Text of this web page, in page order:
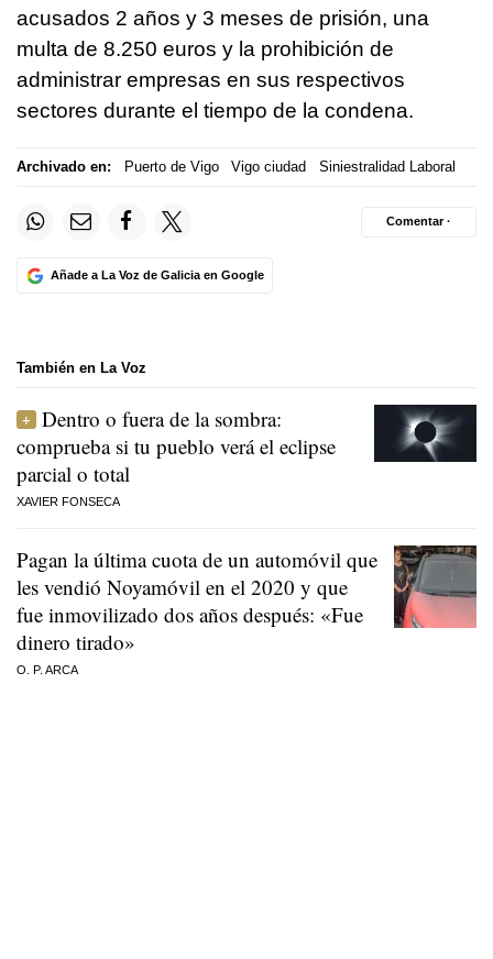
acusados 2 años y 3 meses de prisión, una
multa de 8.250 euros y la prohibición de
administrar empresas en sus respectivos
sectores durante el tiempo de la condena.
Archivado en: Puerto de Vigo Vigo ciudad Siniestralidad Laboral
Añade a La Voz de Galicia en Google
Comentar ·
También en La Voz
Dentro o fuera de la sombra:
comprueba si tu pueblo verá el eclipse
parcial o total
XAVIER FONSECA
Pagan la última cuota de un automóvil que
les vendió Noyamóvil en el 2020 y que
fue inmovilizado dos años después: «Fue
dinero tirado»
O. P. ARCA